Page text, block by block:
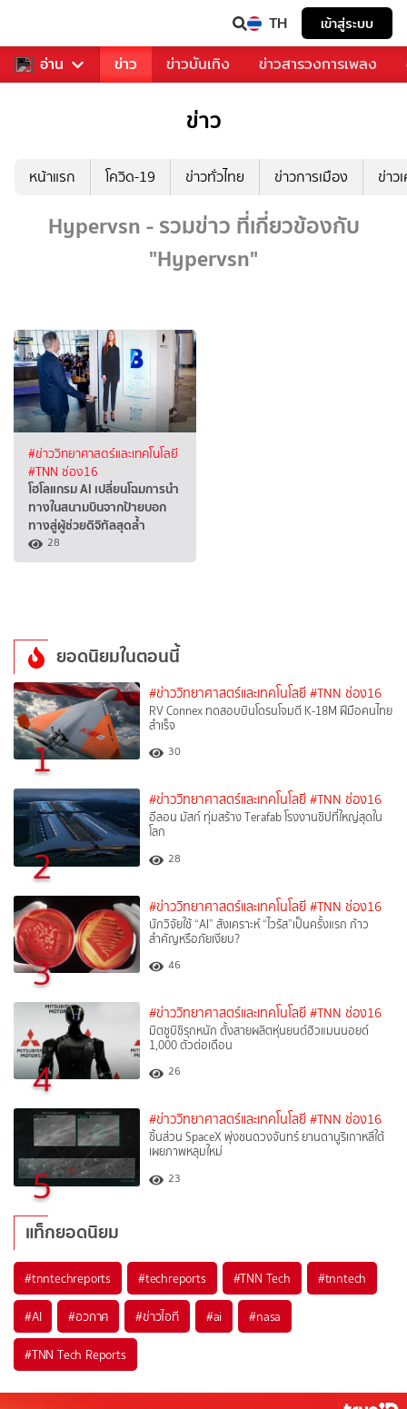
TH เข้าสู่ระบบ
อ่าน
คุณ กีฬา ข่าว ข่าวบันเทิง ข่าวสารวงการเพลง
ข่าว
หน้าแรก โควิด-19 ข่าวทั่วไทย ข่าวการเมือง ข่าว
Hypervsn - รวมข่าว ที่เกี่ยวข้องกับ
"Hypervsn"
#ข่าววิทยาศาสตร์และเทคโนโลยี
#TNN ช่อง16
โฮโลแกรม AI เปลี่ยนโฉมการนำ
ทางในสนามบินจากป้ายบอก
ทางสู่ผู้ช่วยดิจิทัลสุดล้ำ
28
ยอดนิยมในตอนนี้
1
#ข่าววิทยาศาสตร์และเทคโนโลยี #TNN ช่อง16
RV Connex ทดสอบบินโดรนโจมตี K-18M ฝีมือคนไทย
สำเร็จ
30
2
#ข่าววิทยาศาสตร์และเทคโนโลยี #TNN ช่อง16
อีลอน มัสก์ ทุ่มสร้าง Terafab โรงงานชิปที่ใหญ่สุดใน
โลก
28
3
#ข่าววิทยาศาสตร์และเทคโนโลยี #TNN ช่อง16
นักวิจัยใช้ “AI” สังเคราะห์ “ไวรัส”เป็นครั้งแรก ก้าว
สำคัญหรือภัยเงียบ?
46
4
#ข่าววิทยาศาสตร์และเทคโนโลยี #TNN ช่อง16
มิตซูบิชิรุกหนัก ตั้งสายผลิตหุ่นยนต์ฮิวแมนนอยด์
1,000 ตัวต่อเดือน
26
5
#ข่าววิทยาศาสตร์และเทคโนโลยี #TNN ช่อง16
ชิ้นส่วน SpaceX พุ่งชนดวงจันทร์ ยานดานูริเกาหลีใต้
เผยภาพหลุมใหม่
23
แท็กยอดนิยม
#tnntechreports #techreports #TNN Tech #tnntech
#AI #อวกาศ #ข่าวไอที #ai #nasa
#TNN Tech Reports